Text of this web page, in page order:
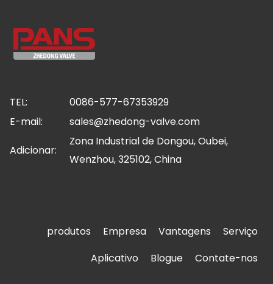
TEL:
0086-577-67353929
E-mail:
sales@zhedong-valve.com
Adicionar:
Zona Industrial de Dongou, Oubei,
Wenzhou, 325102, China
produtos Empresa Vantagens
Serviço
Aplicativo
Blogue Contate-nos